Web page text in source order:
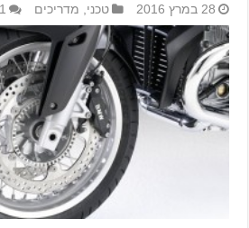
28 במרץ 2016 טכני, מדריכים 1